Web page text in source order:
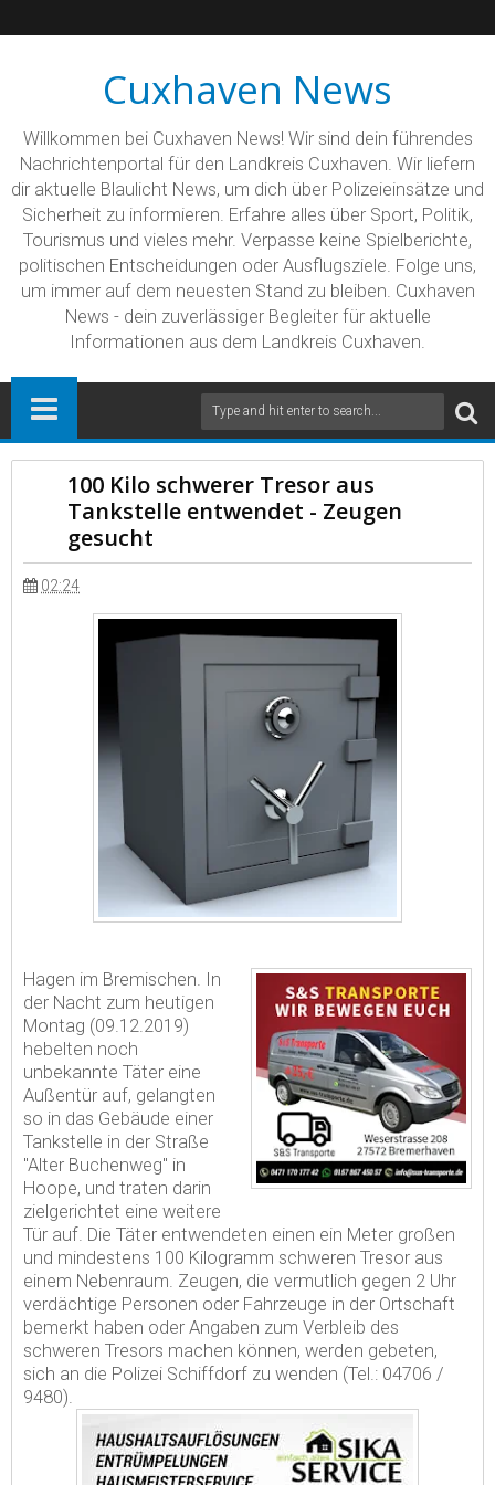
Cuxhaven News
Willkommen bei Cuxhaven News! Wir sind dein führendes
Nachrichtenportal für den Landkreis Cuxhaven. Wir liefern
dir aktuelle Blaulicht News, um dich über Polizeieinsätze und
Sicherheit zu informieren. Erfahre alles über Sport, Politik,
Tourismus und vieles mehr. Verpasse keine Spielberichte,
politischen Entscheidungen oder Ausflugsziele. Folge uns,
um immer auf dem neuesten Stand zu bleiben. Cuxhaven
News - dein zuverlässiger Begleiter für aktuelle
Informationen aus dem Landkreis Cuxhaven.
100 Kilo schwerer Tresor aus
Tankstelle entwendet - Zeugen
gesucht
02:24
Hagen im Bremischen. In
der Nacht zum heutigen
Montag (09.12.2019)
hebelten noch
unbekannte Täter eine
Außentür auf, gelangten
so in das Gebäude einer
Tankstelle in der Straße
"Alter Buchenweg" in
Hoope, und traten darin
zielgerichtet eine weitere
Tür auf. Die Täter entwendeten einen ein Meter großen
und mindestens 100 Kilogramm schweren Tresor aus
einem Nebenraum. Zeugen, die vermutlich gegen 2 Uhr
verdächtige Personen oder Fahrzeuge in der Ortschaft
bemerkt haben oder Angaben zum Verbleib des
schweren Tresors machen können, werden gebeten,
sich an die Polizei Schiffdorf zu wenden (Tel.: 04706 /
9480).